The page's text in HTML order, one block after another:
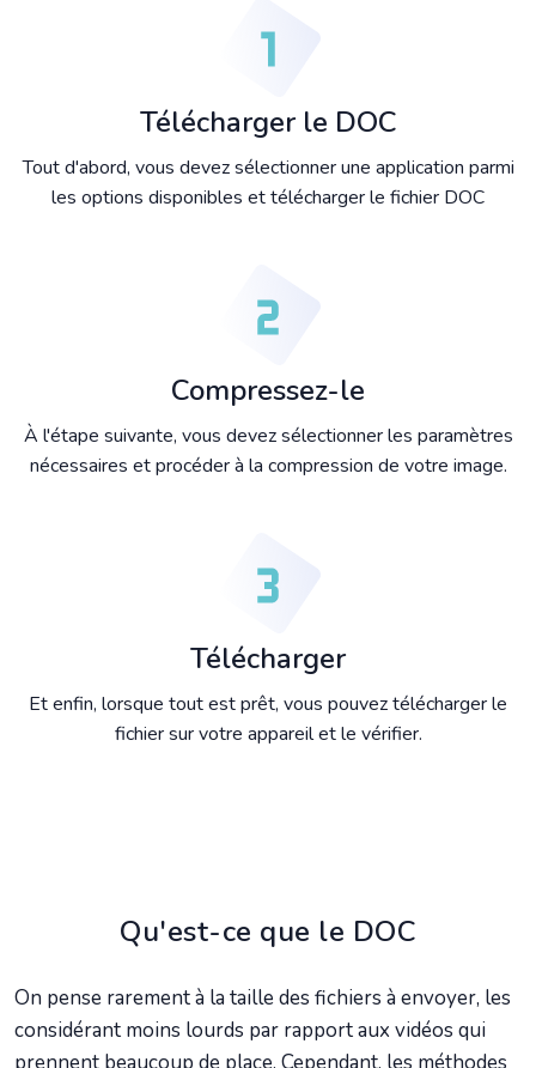
Télécharger le DOC
Tout d'abord, vous devez sélectionner une application parmi
les options disponibles et télécharger le fichier DOC
Compressez-le
À l'étape suivante, vous devez sélectionner les paramètres
nécessaires et procéder à la compression de votre image.
Télécharger
Et enfin, lorsque tout est prêt, vous pouvez télécharger le
fichier sur votre appareil et le vérifier.
Qu'est-ce que le DOC
On pense rarement à la taille des fichiers à envoyer, les
considérant moins lourds par rapport aux vidéos qui